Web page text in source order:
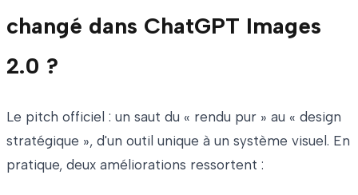
changé dans ChatGPT Images
2.0 ?
Le pitch officiel : un saut du « rendu pur » au « design
stratégique », d'un outil unique à un système visuel. En
pratique, deux améliorations ressortent :